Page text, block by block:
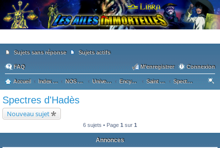
Sujets sans réponse Sujets actifs
FAQ Connexion
M’enregistrer
Accueil Index du forum NOS GRANDES PASSIONS Univers Saint Seiya Encyclopédie des personnages Saint Seiya The Lost Canvas
Spectres d'Hadès
Spectres d'Hadès
Nouveau sujet
6 sujets • Page 1 sur 1
Annonces